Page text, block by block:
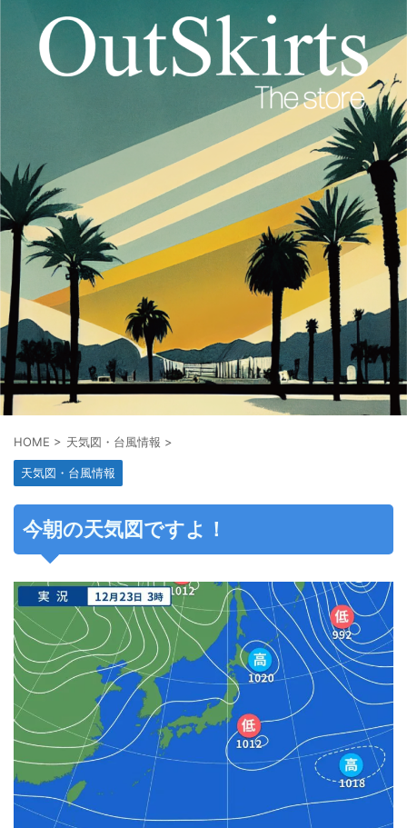
HOME > 天気図・台風情報 >
天気図・台風情報
今朝の天気図ですよ！